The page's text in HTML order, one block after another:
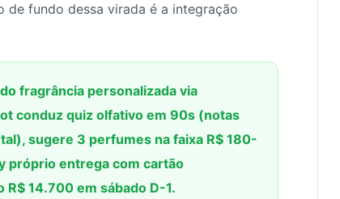
fundo dessa virada é a integração
fragrância personalizada via
conduz quiz olfativo em 90s (notas
sugere 3 perfumes na faixa R$ 180-
próprio entrega com cartão
14.700 em sábado D-1.